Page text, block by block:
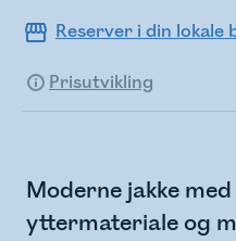
Reserver i din lokale
Prisutvikling
Moderne jakke
yttermateriale og